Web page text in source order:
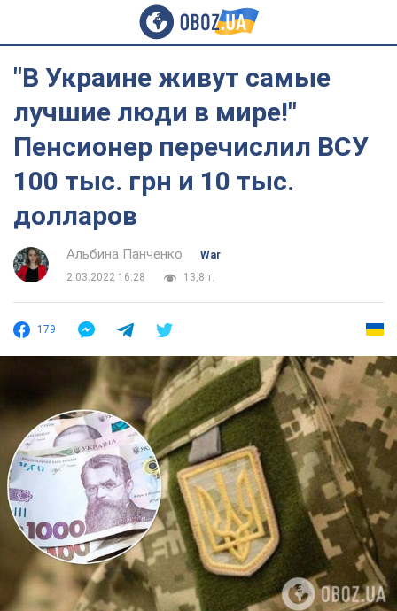
"В Украине живут самые
лучшие люди в мире!"
Пенсионер перечислил ВСУ
100 тыс. грн и 10 тыс.
долларов
Альбина Панченко
War
2.03.2022 16:28
13,8 т.
179